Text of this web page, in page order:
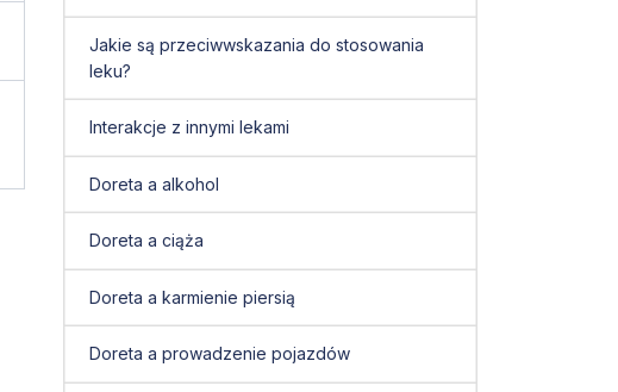
Jakie są przeciwwskazania do stosowania
leku?
Interakcje z innymi lekami
Doreta a alkohol
Doreta a ciąża
Doreta a karmienie piersią
Doreta a prowadzenie pojazdów